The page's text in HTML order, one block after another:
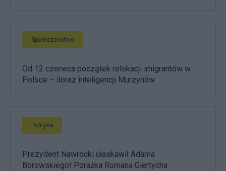
Społeczeństwo
Od 12 czerwca początek relokacji imigrantów w
Polsce – iloraz inteligencji Murzynów
Polityka
Prezydent Nawrocki ułaskawił Adama
Borowskiego! Porażka Romana Giertycha